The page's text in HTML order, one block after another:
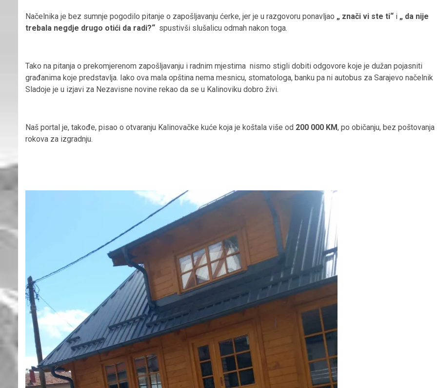
Načelnika je bez sumnje pogodilo pitanje o zapošljavanju ćerke, jer je u razgovoru ponavljao „ znači vi ste ti“ i „ da nije
trebala negdje drugo otići da radi?“ spustivši slušalicu odmah nakon toga.
Tako na pitanja o prekomjerenom zapošljavanju i radnim mjestima nismo stigli dobiti odgovore koje je dužan pojasniti
građanima koje predstavlja. Iako ova mala opština nema mesnicu, stomatologa, banku pa ni autobus za Sarajevo načelnik
Sladoje je u izjavi za Nezavisne novine rekao da se u Kalinoviku dobro živi.
Naš portal je, takođe, pisao o otvaranju Kalinovačke kuće koja je koštala više od 200 000 KM, po običanju, bez poštovanja
rokova za izgradnju.